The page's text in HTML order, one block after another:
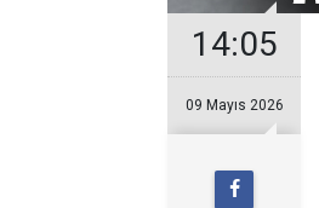
14:05
09 Mayıs 2026